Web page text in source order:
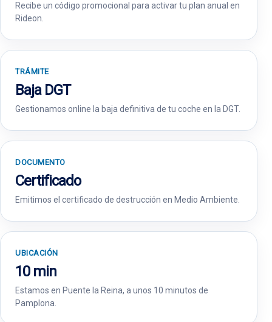
Recibe un código promocional para activar tu plan anual en
Rideon.
TRÁMITE
Baja DGT
Gestionamos online la baja definitiva de tu coche en la DGT.
DOCUMENTO
Certificado
Emitimos el certificado de destrucción en Medio Ambiente.
UBICACIÓN
10 min
Estamos en Puente la Reina, a unos 10 minutos de
Pamplona.